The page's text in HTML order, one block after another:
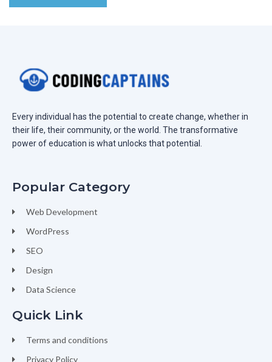
Every individual has the potential to create change, whether in
their life, their community, or the world. The transformative
power of education is what unlocks that potential.
Popular Category
Web Development
WordPress
SEO
Design
Data Science
Quick Link
Terms and conditions
Privacy Policy